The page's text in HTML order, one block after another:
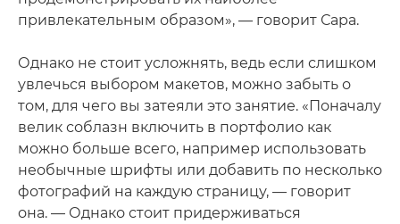
привлекательным образом», — говорит Сара.
Однако не стоит усложнять, ведь если слишком
увлечься выбором макетов, можно забыть о
том, для чего вы затеяли это занятие. «Поначалу
велик соблазн включить в портфолио как
можно больше всего, например использовать
необычные шрифты или добавить по несколько
фотографий на каждую страницу, — говорит
она. — Однако стоит придерживаться